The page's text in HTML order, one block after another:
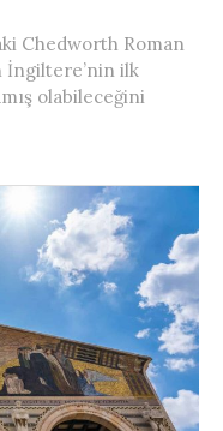
Chedworth Roman
İngiltere’nin ilk
olabileceğini